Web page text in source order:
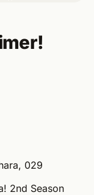
029
2nd Season